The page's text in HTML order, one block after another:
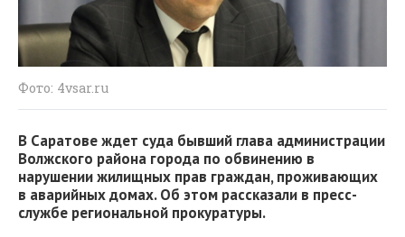
Фото: 4vsar.ru
В Саратове ждет суда бывший глава администрации
Волжского района города по обвинению в
нарушении жилищных прав граждан, проживающих
в аварийных домах. Об этом рассказали в пресс-
службе региональной прокуратуры.